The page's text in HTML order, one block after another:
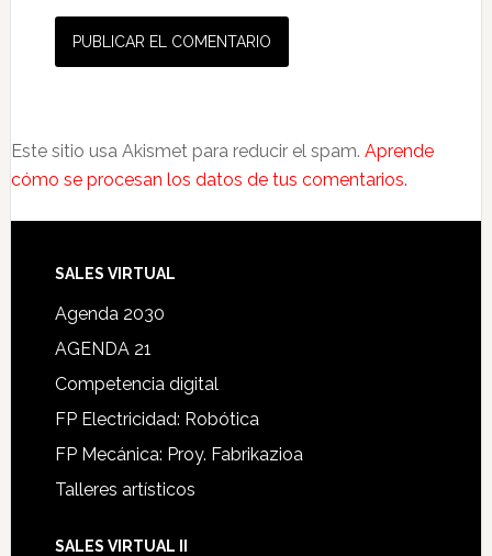
Este sitio usa Akismet para reducir el spam. Aprende
cómo se procesan los datos de tus comentarios.
SALES VIRTUAL
Agenda 2030
AGENDA 21
Competencia digital
FP Electricidad: Robótica
FP Mecánica: Proy. Fabrikazioa
Talleres artísticos
SALES VIRTUAL II